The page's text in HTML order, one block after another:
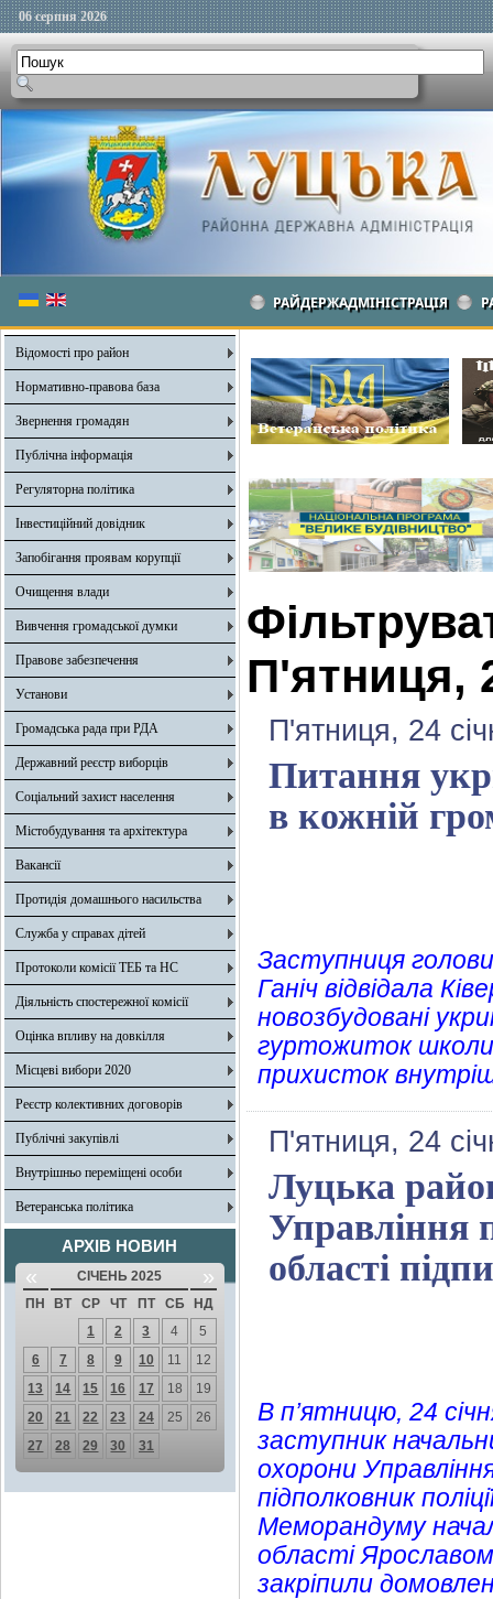
06 серпня 2026
РАЙДЕРЖАДМІНІСТРАЦІЯ
Відомості про район
Нормативно-правова база
Звернення громадян
Публічна інформація
Регуляторна політика
Інвестиційний довідник
Запобігання проявам корупції
Очищення влади
Вивчення громадської думки
Правове забезпечення
Установи
Громадська рада при РДА
Державний реєстр виборців
Соціальний захист населення
Містобудування та архітектура
Вакансії
Протидія домашнього насильства
Служба у справах дітей
Протоколи комісії ТЕБ та НС
Діяльність спостережної комісії
Оцінка впливу на довкілля
Місцеві вибори 2020
Реєстр колективних договорів
Публічні закупівлі
Внутрішньо переміщені особи
Ветеранська політика
АРХІВ НОВИН
« СІЧЕНЬ 2025 »
ПН ВТ СР ЧТ ПТ СБ
НД
1
2 3 4
5
6
7 8 9 10 11
12
13
14 15 16 17 18
19
20
21 22 23 24 25
26
27
28 29 30 31
П'ятниця,
П'ятниця, 24
Питання
в кожній
Заступниця голови
Ганіч відвідала
новозбудовані
гуртожиток
прихисток
П'ятниця, 24
Луцька
Управління
області
В п’ятницю, 24
заступник
охорони
підполковник
Меморандуму
області
закріпили